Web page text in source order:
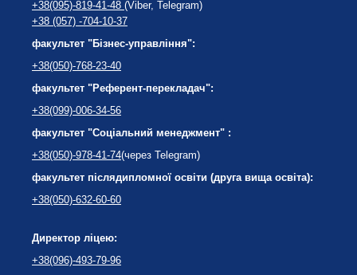
+38(095)-819-41-48 (Viber, Telegram)
+38 (057) -704-10-37
факультет "Бізнес-управління":
+38(050)-768-23-40
факультет "Референт-перекладач":
+38(099)-006-34-56
факультет "Соціальний менеджмент" :
+38(050)-978-41-74(через Telegram)
факультет післядипломної освіти (друга вища освіта):
+38(050)-632-60-60
Директор ліцею:
+38(096)-493-79-96